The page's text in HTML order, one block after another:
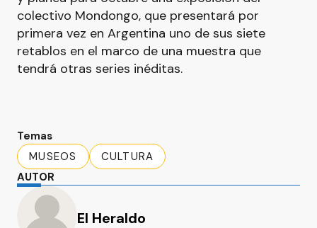
colectivo Mondongo, que presentará por
primera vez en Argentina uno de sus siete
retablos en el marco de una muestra que
tendrá otras series inéditas.
Temas
MUSEOS
CULTURA
AUTOR
El Heraldo